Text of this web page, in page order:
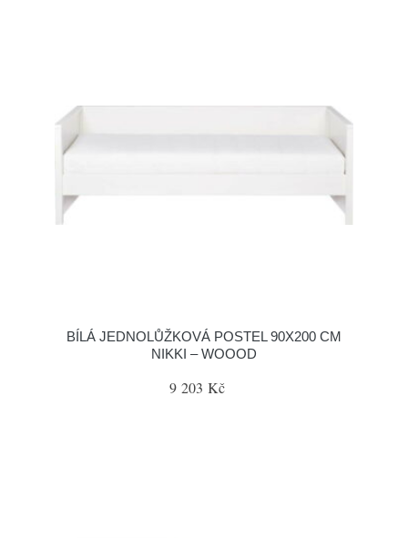
BÍLÁ JEDNOLŮŽKOVÁ POSTEL 90X200 CM
NIKKI – WOOOD
9 203 Kč